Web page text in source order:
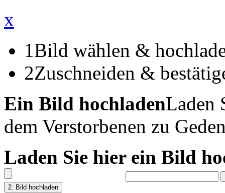
x
1Bild wählen &
2Zuschneiden &
Ein Bild hochladenLaden
dem Verstorbenen zu
Laden Sie hier ein Bild